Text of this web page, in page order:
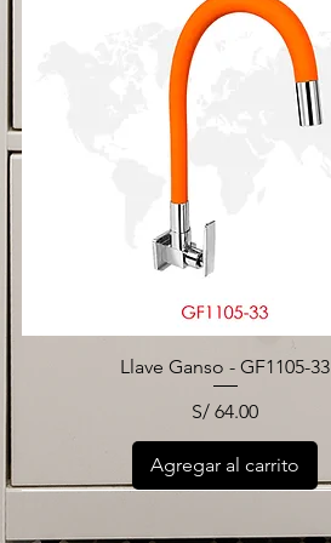
Llave Ganso - GF1105-33
Precio
S/ 64.00
Agregar al carrito